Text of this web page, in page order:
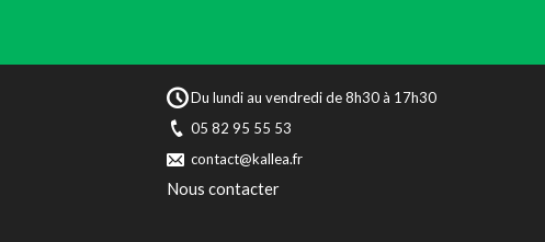
Du lundi au vendredi de 8h30 à 17h30
05 82 95 55 53
contact@kallea.fr
Nous contacter